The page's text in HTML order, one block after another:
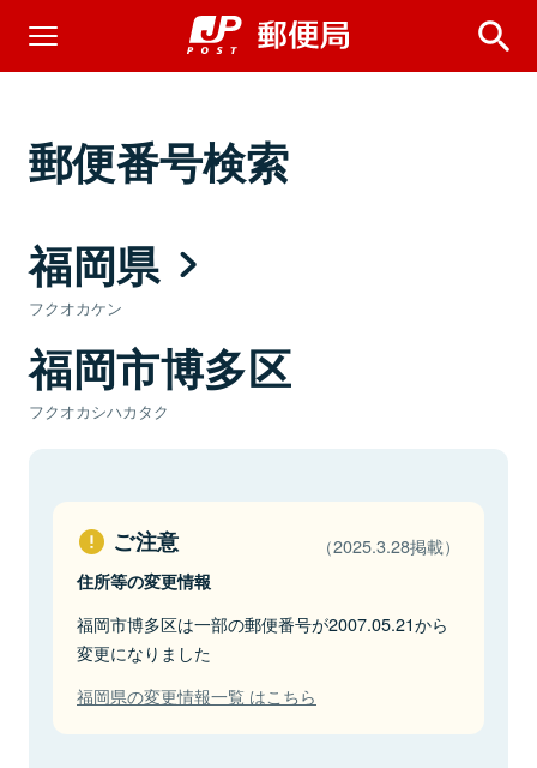
郵便番号検索
福岡県
フクオカケン
福岡市博多区
フクオカシハカタク
ご注意 （2025.3.28掲載）
住所等の変更情報
福岡市博多区は一部の郵便番号が2007.05.21から
変更になりました
福岡県の変更情報一覧 はこちら